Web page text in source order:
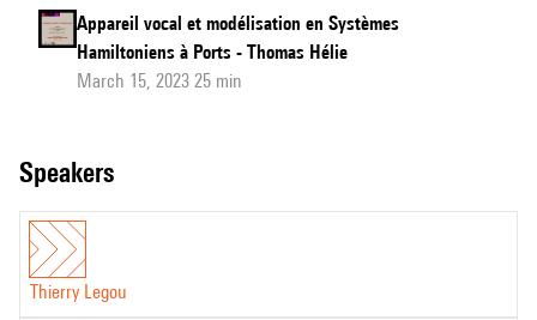
Appareil vocal et modélisation en Systèmes
Hamiltoniens à Ports - Thomas Hélie
March 15, 2023 25 min
speakers
Thierry Legou